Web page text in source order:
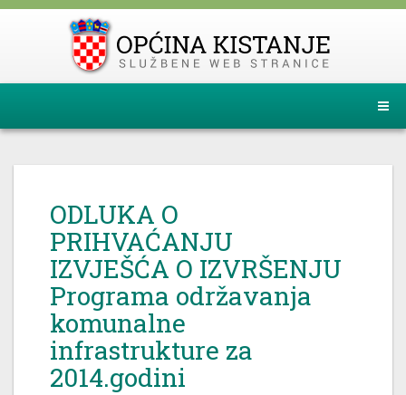
ODLUKA O
PRIHVAĆANJU
IZVJEŠĆA O IZVRŠENJU
Programa održavanja
komunalne
infrastrukture za
2014.godini